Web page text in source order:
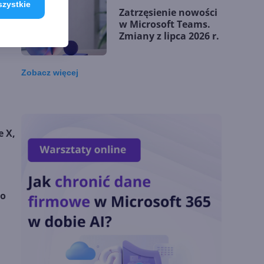
czy
X,
Zatrzęsienie nowości
w Microsoft Teams.
Zmiany z lipca 2026 r.
OpenAI tnie ceny
modeli GPT-5.6.
Odpowiedź na presję
Chin
chmury. Microsoft
ogłasza znakomite
Zobaczwięcej